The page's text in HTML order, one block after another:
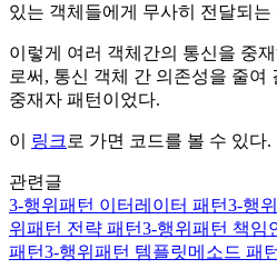
있는 객체들에게 무사히 전달되는
이렇게 여러 객체간의 통신을 중
로써, 통신 객체 간 의존성을 줄여
중재자 패턴이었다.
이 링크 로 가면 코드를 볼 수 있다.
관련글
3-행위패턴 이터레이터 패턴3-행
위패턴 전략 패턴3-행위패턴 책임
패턴3-행위패턴 템플릿메소드 패턴